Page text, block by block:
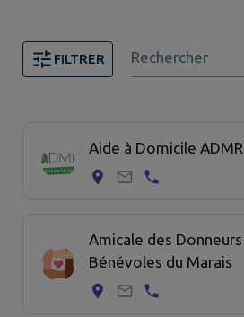
FILTRER Rechercher
Aide à Domicile ADMR
Amicale des Donneurs
Bénévoles du Marais